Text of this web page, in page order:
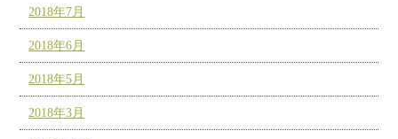
2018年7月
2018年6月
2018年5月
2018年3月